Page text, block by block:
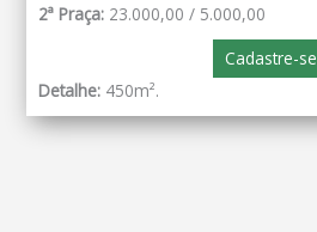
2ª Praça: 23.000,00 / 5.000,00
Cadastre-se
Detalhe: 450m².